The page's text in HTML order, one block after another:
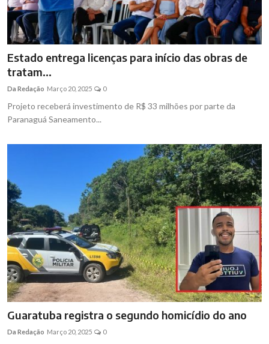
Estado entrega licenças para início das obras de
tratam...
Da Redação Março 20, 2025 0
Projeto receberá investimento de R$ 33 milhões por parte da
Paranaguá Saneamento...
Guaratuba registra o segundo homicídio do ano
Da Redação Março 20, 2025 0